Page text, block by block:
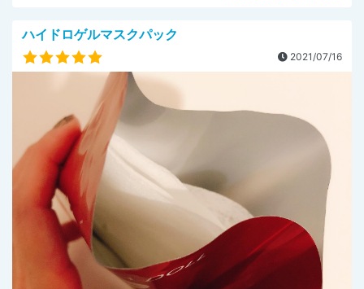
ハイドロゲルマスクパック
2021/07/16